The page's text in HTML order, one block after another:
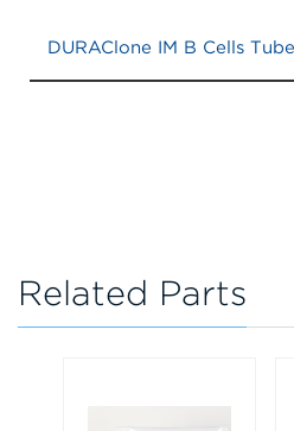
Related Parts